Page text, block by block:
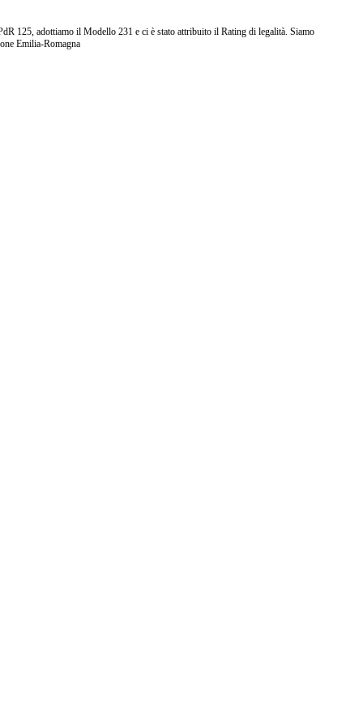
125, adottiamo il Modello 231 e ci è stato attribuito il Rating di legalità. Siamo
Emilia-Romagna